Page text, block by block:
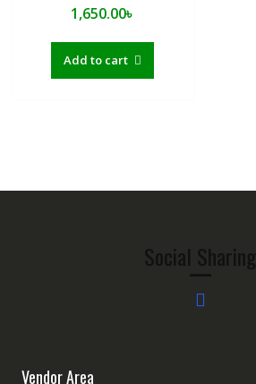
1,650.00৳
Add to cart
Social Sharing
Vendor Area